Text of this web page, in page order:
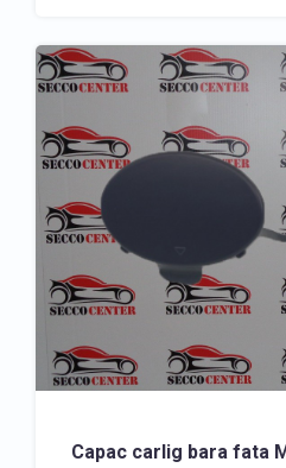
Capac carlig bara fata